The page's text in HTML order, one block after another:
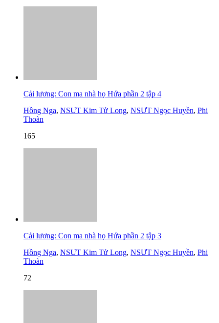
Cải lương: Con ma nhà họ Hứa phần 2 tập 4
Hồng Nga, NSƯT Kim Tử Long, NSƯT Ngọc Huyền, Phi
Thoàn
165
Cải lương: Con ma nhà họ Hứa phần 2 tập 3
Hồng Nga, NSƯT Kim Tử Long, NSƯT Ngọc Huyền, Phi
Thoàn
72